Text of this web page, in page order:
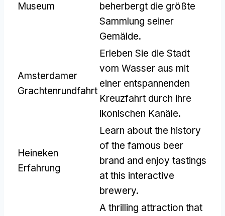
Museum
beherbergt die größte
Sammlung seiner
Gemälde.
Amsterdamer
Grachtenrundfahrt
Erleben Sie die Stadt
vom Wasser aus mit
einer entspannenden
Kreuzfahrt durch ihre
ikonischen Kanäle.
Heineken
Erfahrung
Learn about the history
of the famous beer
brand and enjoy tastings
at this interactive
brewery.
A thrilling attraction that